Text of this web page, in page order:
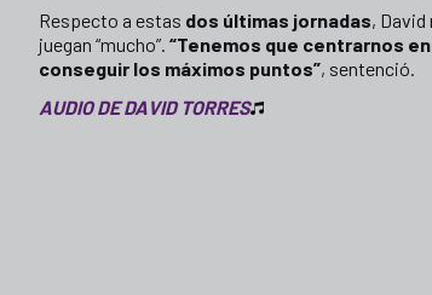
Respecto a estas dos últimas jornadas, David
juegan “mucho”. “Tenemos que centrarnos
conseguir los máximos puntos”, sentenció.
AUDIO DE DAVID TORRES